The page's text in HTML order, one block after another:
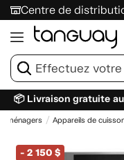
Centre de
📦 Livraison gratuite
Appareils de
- 2 150 $